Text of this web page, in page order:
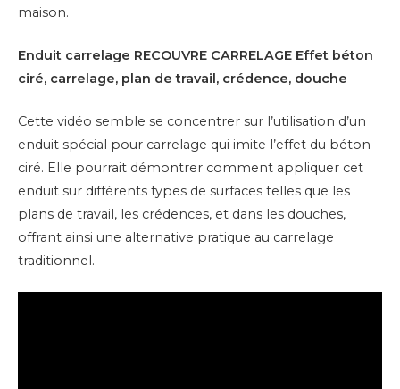
maison.
Enduit carrelage RECOUVRE CARRELAGE Effet béton
ciré, carrelage, plan de travail, crédence, douche
Cette vidéo semble se concentrer sur l’utilisation d’un
enduit spécial pour carrelage qui imite l’effet du béton
ciré. Elle pourrait démontrer comment appliquer cet
enduit sur différents types de surfaces telles que les
plans de travail, les crédences, et dans les douches,
offrant ainsi une alternative pratique au carrelage
traditionnel.